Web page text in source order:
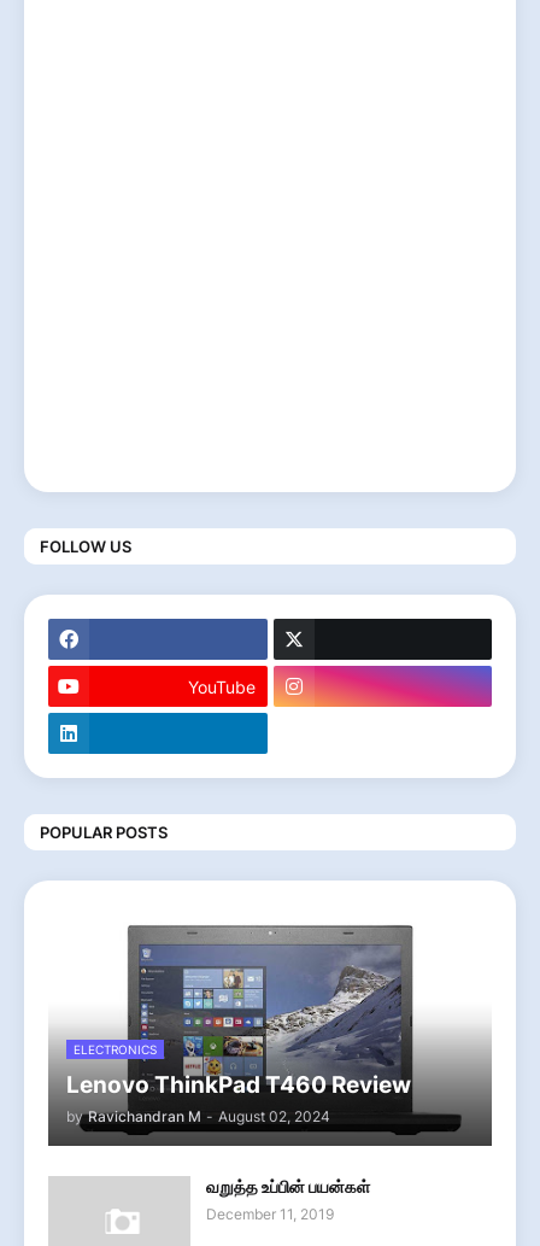
FOLLOW US
YouTube
POPULAR POSTS
ELECTRONICS
Lenovo ThinkPad T460 Review
by Ravichandran M - August 02, 2024
வறுத்த உப்பின் பயன்கள்
December 11, 2019